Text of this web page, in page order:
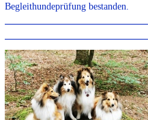
Begleithundeprüfung bestanden.